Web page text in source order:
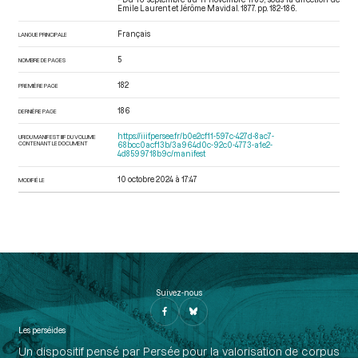
Emile Laurent et Jérôme Mavidal. 1877. pp. 182-186.
LANGUE PRINCIPALE Français
NOMBRE DE PAGES 5
PREMIÈRE PAGE 182
DERNIÈRE PAGE 186
URI DU MANIFEST IIIF DU VOLUME
CONTENANT LE DOCUMENT
https://iiif.persee.fr/b0e2cf11-597c-427d-8ac7-
68bcc0acf13b/3a964d0c-92c0-4773-a1e2-
4d8599718b9c/manifest
MODIFIÉ LE 10 octobre 2024 à 17:47
Suivez-nous
Les perséides
Un dispositif pensé par Persée pour la valorisation de corpus